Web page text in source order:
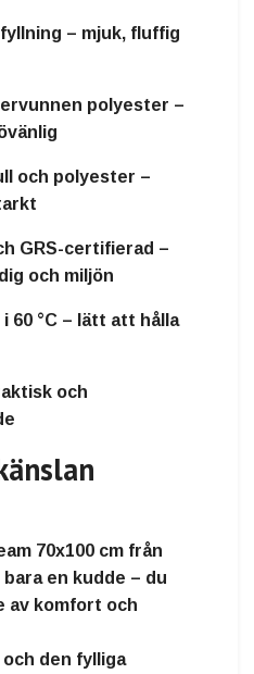
– mjuk, fluffig
polyester –
och polyester –
GRS-certifierad –
och miljön
60 °C – lätt att hålla
och
70x100 cm från
en kudde – du
av komfort och
den fylliga